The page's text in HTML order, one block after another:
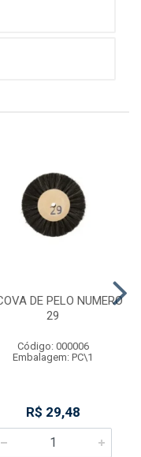
DE PELO NUMERO
29
Código: 000006
Embalagem: PC\1
R$ 29,48